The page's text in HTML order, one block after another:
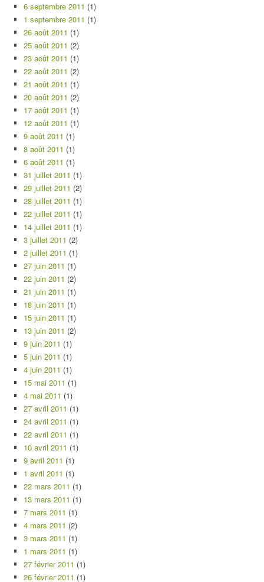
6 septembre 2011 (1)
1 septembre 2011 (1)
26 août 2011 (1)
25 août 2011 (2)
23 août 2011 (1)
22 août 2011 (2)
21 août 2011 (1)
20 août 2011 (2)
17 août 2011 (1)
12 août 2011 (1)
9 août 2011 (1)
8 août 2011 (1)
6 août 2011 (1)
31 juillet 2011 (1)
29 juillet 2011 (2)
28 juillet 2011 (1)
22 juillet 2011 (1)
14 juillet 2011 (1)
3 juillet 2011 (2)
2 juillet 2011 (1)
27 juin 2011 (1)
22 juin 2011 (2)
21 juin 2011 (1)
18 juin 2011 (1)
15 juin 2011 (1)
13 juin 2011 (2)
9 juin 2011 (1)
5 juin 2011 (1)
4 juin 2011 (1)
15 mai 2011 (1)
4 mai 2011 (1)
27 avril 2011 (1)
24 avril 2011 (1)
22 avril 2011 (1)
10 avril 2011 (1)
9 avril 2011 (1)
1 avril 2011 (1)
22 mars 2011 (1)
13 mars 2011 (1)
7 mars 2011 (1)
4 mars 2011 (2)
3 mars 2011 (1)
1 mars 2011 (1)
27 février 2011 (1)
26 février 2011 (1)